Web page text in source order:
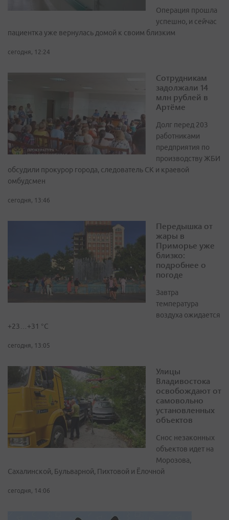
Операция прошла
успешно, и сейчас
пациентка уже вернулась домой к своим близким
сегодня, 12:24
Сотрудникам
задолжали 14
млн рублей в
Артёме
Долг перед 203
работниками
предприятия по
производству ЖБИ
обсудили прокурор города, следователь СК и краевой
омбудсмен
сегодня, 13:46
Передышка от
жары в
Приморье уже
близко:
подробнее о
погоде
Завтра
температура
воздуха ожидается
+23…+31 °C
сегодня, 13:05
Улицы
Владивостока
освобождают от
самовольно
установленных
объектов
Снос незаконных
объектов идет на
Морозова,
Сахалинской, Бульварной, Пихтовой и Ёлочной
сегодня, 14:06